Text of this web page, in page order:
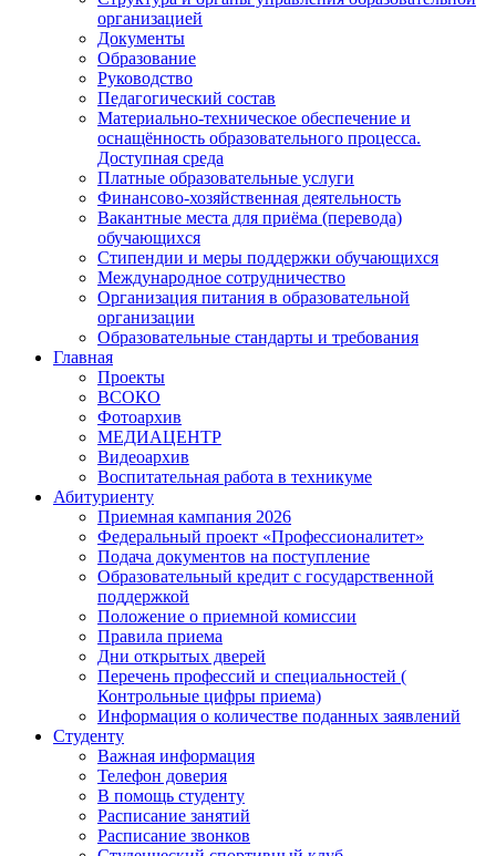
организацией
Документы
Образование
Руководство
Педагогический состав
Материально-техническое обеспечение и
оснащённость образовательного процесса.
Доступная среда
Платные образовательные услуги
Финансово-хозяйственная деятельность
Вакантные места для приёма (перевода)
обучающихся
Стипендии и меры поддержки обучающихся
Международное сотрудничество
Организация питания в образовательной
организации
Образовательные стандарты и требования
Главная
Проекты
ВСОКО
Фотоархив
МЕДИАЦЕНТР
Видеоархив
Воспитательная работа в техникуме
Абитуриенту
Приемная кампания 2026
Федеральный проект «Профессионалитет»
Подача документов на поступление
Образовательный кредит с государственной
поддержкой
Положение о приемной комиссии
Правила приема
Дни открытых дверей
Перечень профессий и специальностей (
Контрольные цифры приема)
Информация о количестве поданных заявлений
Студенту
Важная информация
Телефон доверия
В помощь студенту
Расписание занятий
Расписание звонков